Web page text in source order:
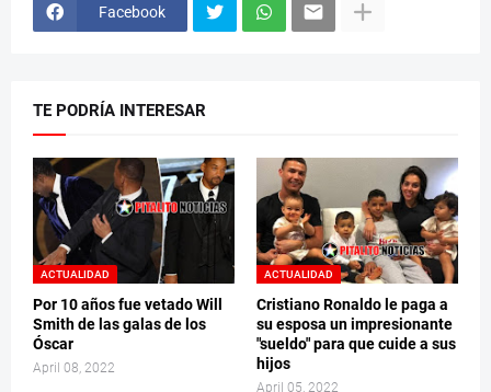
Facebook
TE PODRÍA INTERESAR
ACTUALIDAD
Por 10 años fue vetado Will
Smith de las galas de los
Óscar
April 08, 2022
ACTUALIDAD
Cristiano Ronaldo le paga a
su esposa un impresionante
"sueldo" para que cuide a sus
hijos
April 05, 2022